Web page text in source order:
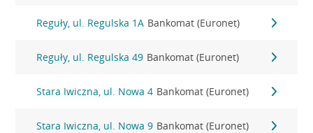
Reguły, ul. Regulska 1A Bankomat (Euronet)
Reguły, ul. Regulska 49 Bankomat (Euronet)
Stara Iwiczna, ul. Nowa 4 Bankomat (Euronet)
Stara Iwiczna, ul. Nowa 9 Bankomat (Euronet)